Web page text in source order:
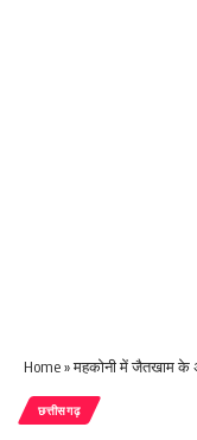
Home»महकोनी में जैतखाम के अपमान और
छत्तीसगढ़